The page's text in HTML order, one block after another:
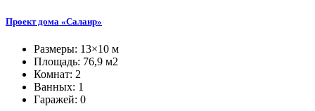
Проект дома «Салаир»
Размеры: 13×10 м
Площадь: 76,9 м2
Комнат: 2
Ванных: 1
Гаражей: 0